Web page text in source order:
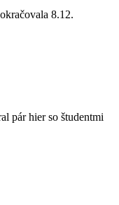
8.12.
pár hier so študentmi